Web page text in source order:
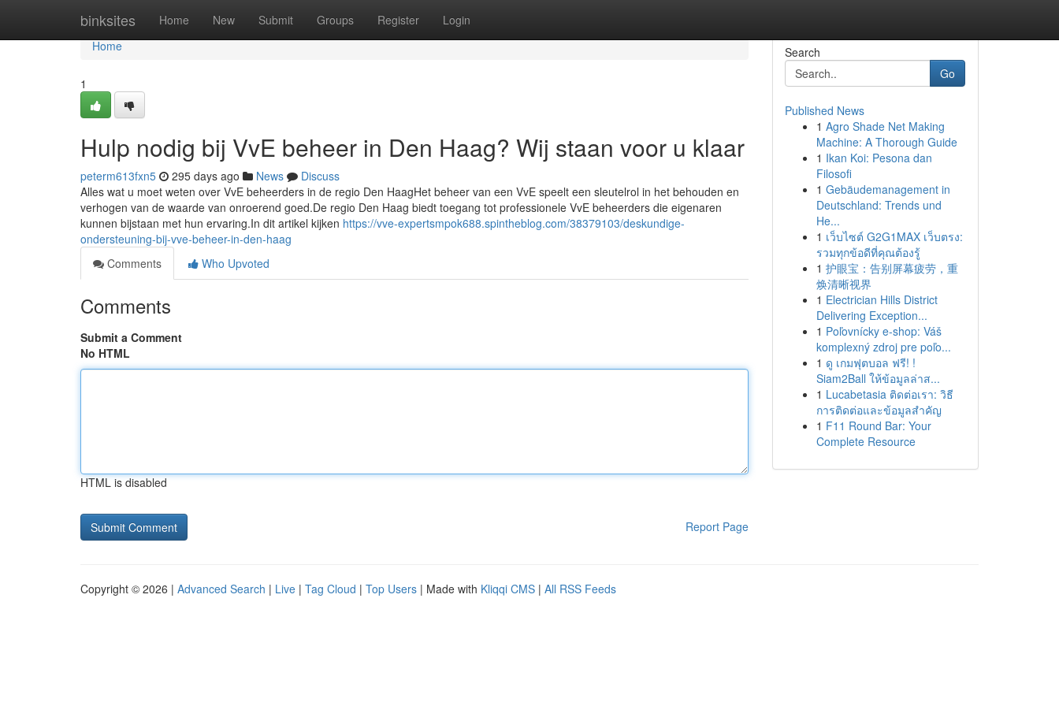
binksites Home New Submit Groups Register Login
Home
Home
1
Hulp nodig bij VvE beheer in Den Haag? Wij staan voor u klaar
peterm613fxn5 295 days ago News
Discuss
Alles wat u moet weten over VvE beheerders in de regio Den HaagHet beheer van een VvE speelt een sleutelrol in het behouden en
verhogen van de waarde van onroerend goed.De regio Den Haag biedt toegang tot professionele VvE beheerders die eigenaren
kunnen bijstaan met hun ervaring.In dit artikel kijken https://vve-expertsmpok688.spintheblog.com/38379103/deskundige-
ondersteuning-bij-vve-beheer-in-den-haag
Comments
Who Upvoted
Comments
Submit a Comment
No HTML
HTML is disabled
Report Page
Search
Go
Published News
1 Agro Shade Net Making
Machine: A Thorough Guide
1 Ikan Koi: Pesona dan
Filosofi
1 Gebäudemanagement in
Deutschland: Trends und
He...
1 เว็บไซต์ G2G1MAX เว็บตรง:
รวมทุกข้อดีที่คุณต้องรู้
1 护眼宝：告别屏幕疲劳，重
焕清晰视界
1 Electrician Hills District
Delivering Exception...
1 Poľovnícky e-shop: Váš
komplexný zdroj pre poľo...
1 ดู เกมฟุตบอล ฟรี! !
Siam2Ball ให้ข้อมูลล่าส...
1 Lucabetasia ติดต่อเรา: วิธี
การติดต่อและข้อมูลสำคัญ
1 F11 Round Bar: Your
Complete Resource
Copyright © 2026 | Advanced Search | Live | Tag Cloud | Top Users | Made with Kliqqi CMS | All RSS Feeds